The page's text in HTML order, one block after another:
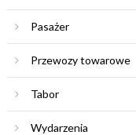
Pasażer
Przewozy towarowe
Tabor
Wydarzenia